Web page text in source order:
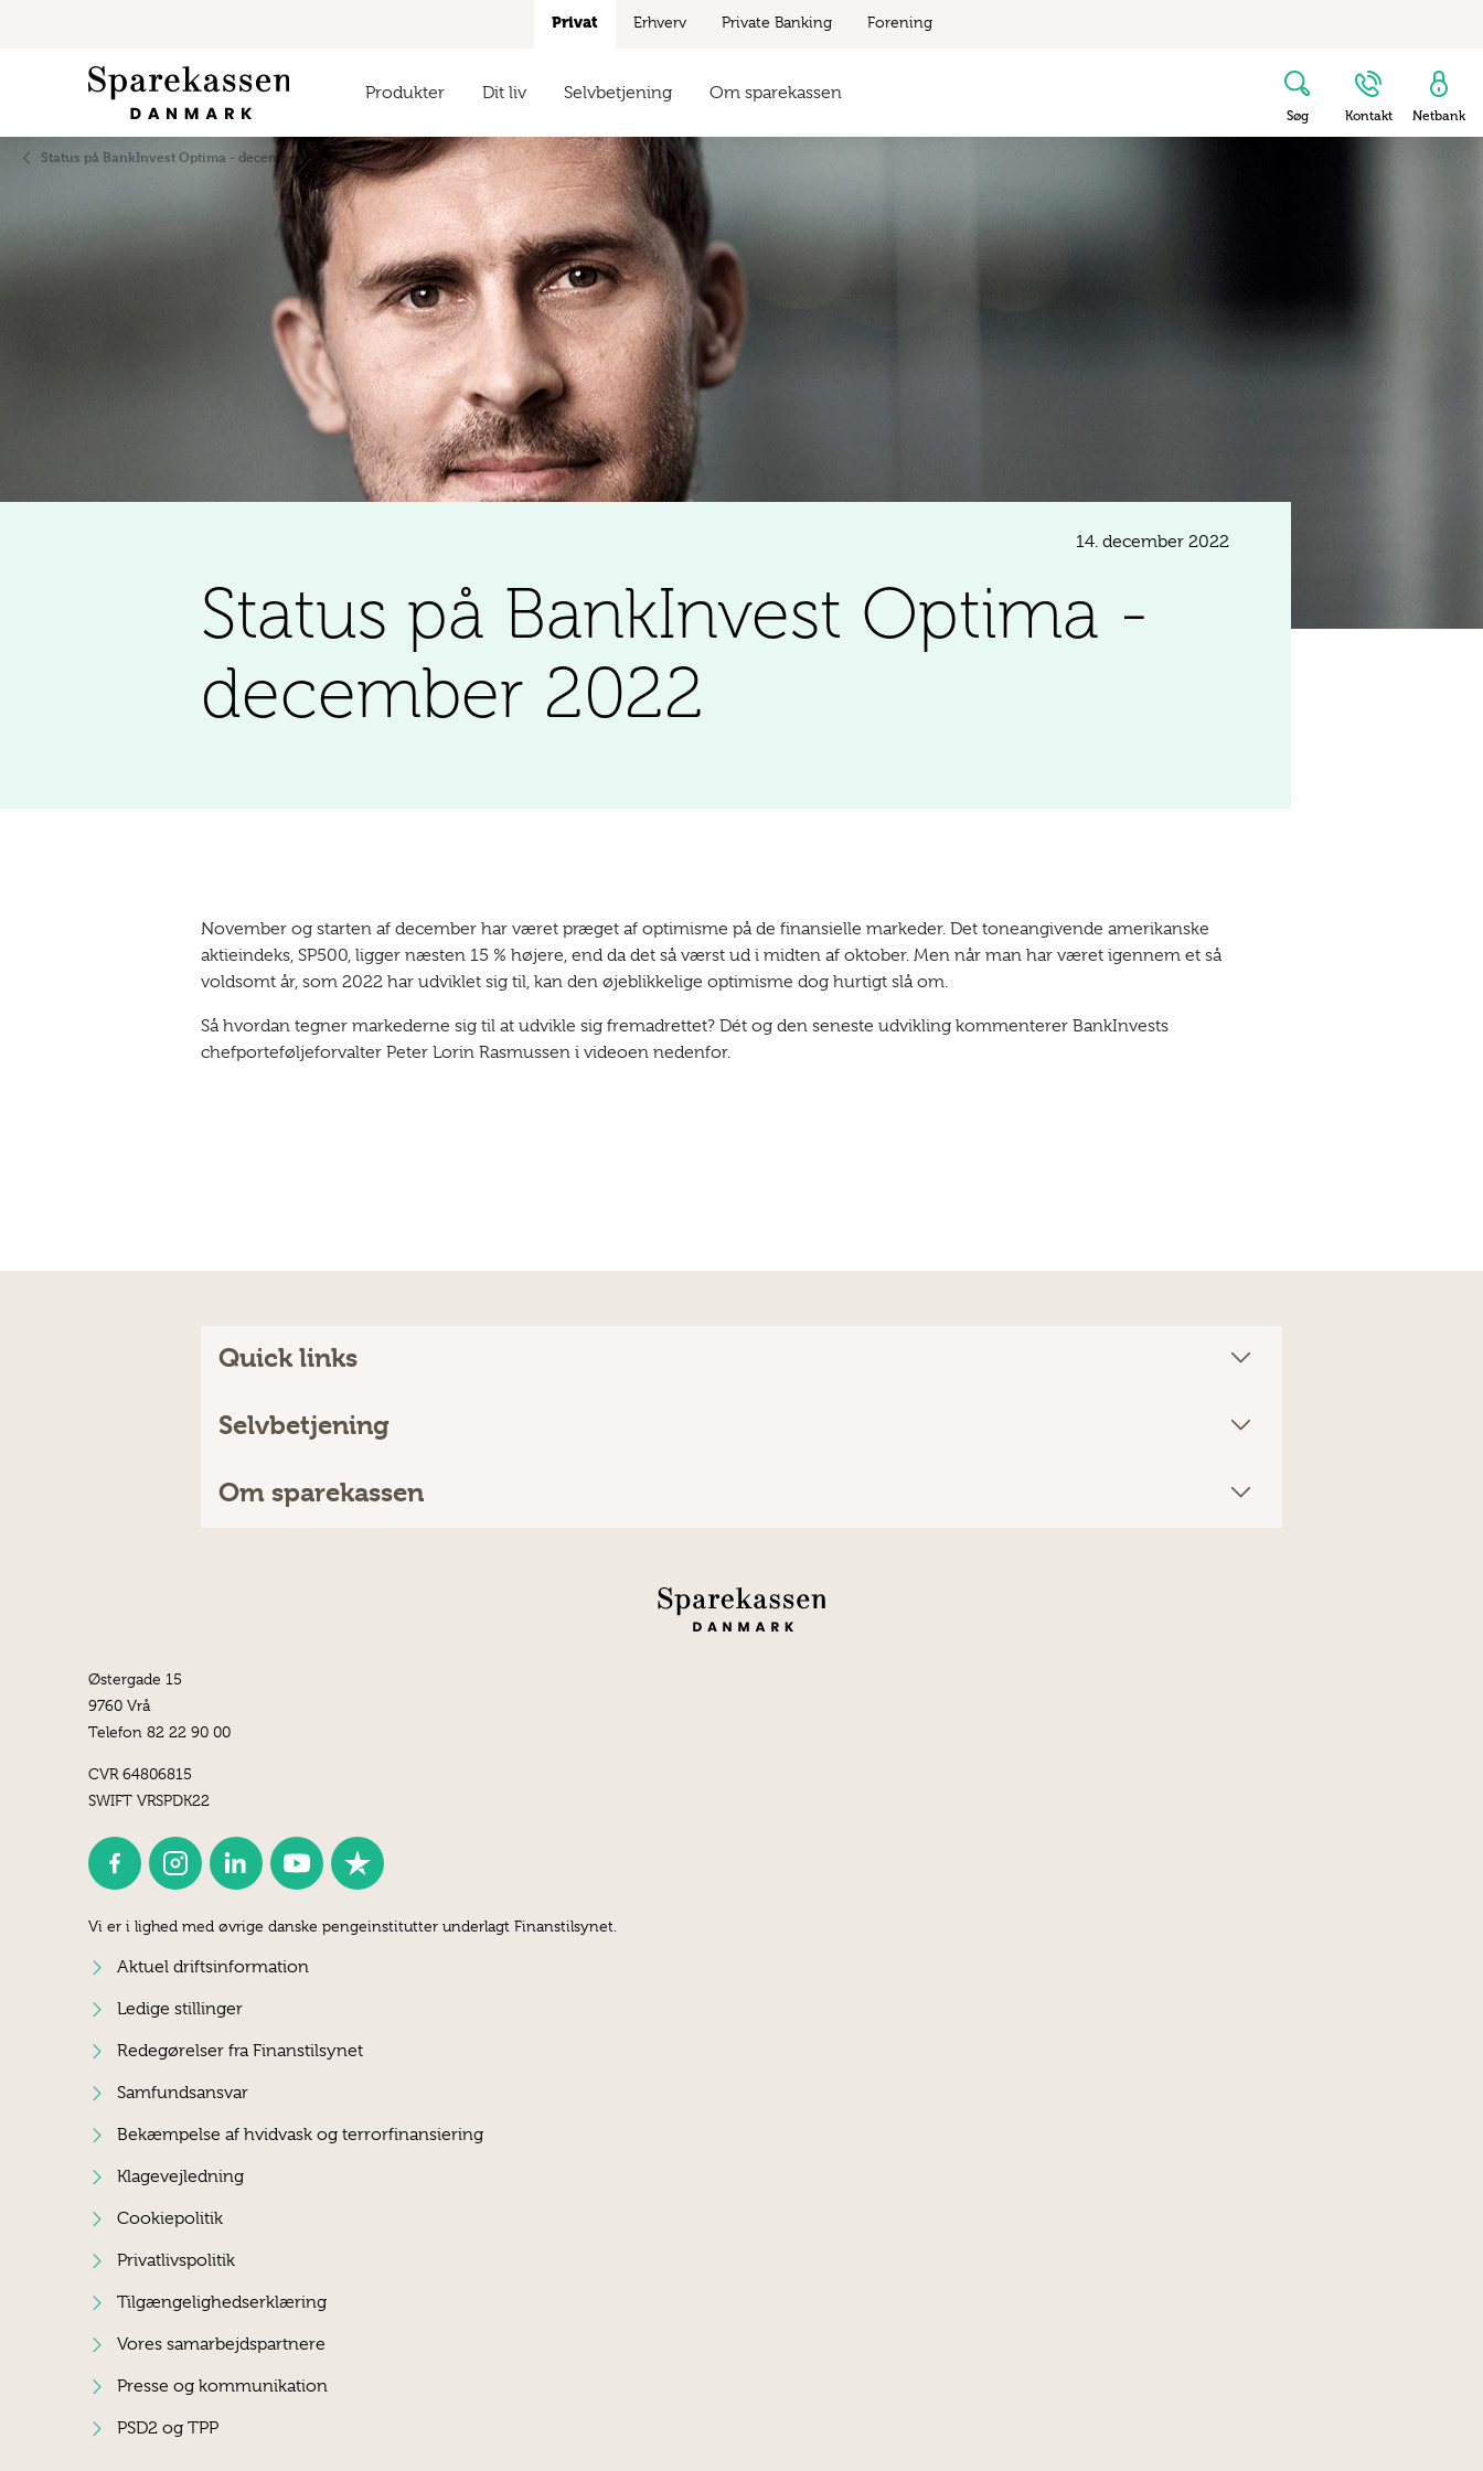
Status på BankInvest Optima - december 2022
Privat Erhverv Private Banking Forening
Produkter Dit liv Selvbetjening Om sparekassen
Søg Kontakt Netbank
Status på BankInvest Optima -
december 2022
14. december 2022
November og starten af december har været præget af optimisme på de finansielle markeder. Det toneangivende amerikanske
aktieindeks, SP500, ligger næsten 15 % højere, end da det så værst ud i midten af oktober. Men når man har været igennem et så
voldsomt år, som 2022 har udviklet sig til, kan den øjeblikkelige optimisme dog hurtigt slå om.
Så hvordan tegner markederne sig til at udvikle sig fremadrettet? Dét og den seneste udvikling kommenterer BankInvests
chefporteføljeforvalter Peter Lorin Rasmussen i videoen nedenfor.
Quick links
Selvbetjening
Om sparekassen
Østergade 15
9760 Vrå
Telefon 82 22 90 00
CVR 64806815
SWIFT VRSPDK22
Vi er i lighed med øvrige danske pengeinstitutter underlagt Finanstilsynet.
Aktuel driftsinformation
Ledige stillinger
Redegørelser fra Finanstilsynet
Samfundsansvar
Bekæmpelse af hvidvask og terrorfinansiering
Klagevejledning
Cookiepolitik
Privatlivspolitik
Tilgængelighedserklæring
Vores samarbejdspartnere
Presse og kommunikation
PSD2 og TPP